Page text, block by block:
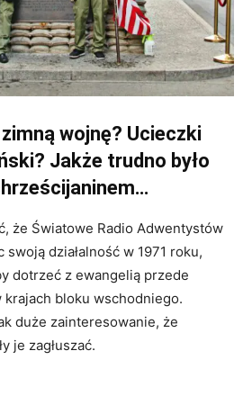
wojnę? Ucieczki
Jakże trudno było
że Światowe Radio Adwentystów
swoją dzia­łalność w 1971 roku,
dotrzeć z ewangelią przede
bloku wschodniego.
duże zainteresowa­nie, że
je zagłuszać.